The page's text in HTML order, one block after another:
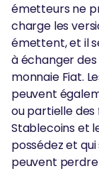
émetteurs ne
charge les
émettent, et il
à échanger
monnaie Fiat.
peuvent
ou partielle des
Stablecoins et
possédez et
peuvent